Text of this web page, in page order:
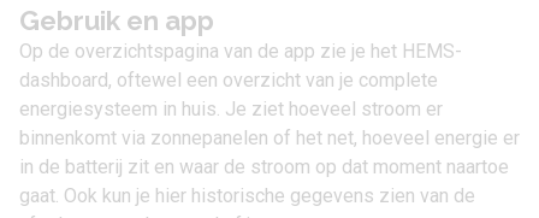
Gebruik en app
Op de overzichtspagina van de app zie je het HEMS-
dashboard, oftewel een overzicht van je complete
energiesysteem in huis. Je ziet hoeveel stroom er
binnenkomt via zonnepanelen of het net, hoeveel energie er
in de batterij zit en waar de stroom op dat moment naartoe
gaat. Ook kun je hier historische gegevens zien van de